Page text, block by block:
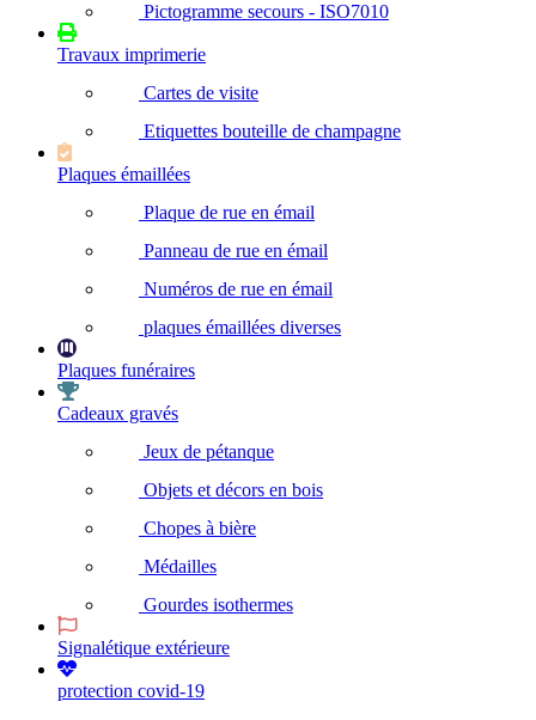
Pictogramme secours - ISO7010
Travaux imprimerie
Cartes de visite
Etiquettes bouteille de champagne
Plaques émaillées
Plaque de rue en émail
Panneau de rue en émail
Numéros de rue en émail
plaques émaillées diverses
Plaques funéraires
Cadeaux gravés
Jeux de pétanque
Objets et décors en bois
Chopes à bière
Médailles
Gourdes isothermes
Signalétique extérieure
protection covid-19